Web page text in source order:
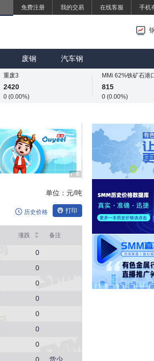
免费注册 我的交易 在线客服 手机
废钢 汽车钢
重废3
3496.7
重废3
2420
0 (0.00%)
重废3
2420
0 (0.00%)
815
0 (0.00%)
-12.49 (-1.47%)
1925
-55 (-2.78%)
SMM中国螺纹钢价
3034
SMM中国热轧板卷
3258.2
11.4 (0.35%)
4254
0 (0.00%)
SMM中国冷轧板卷
3767
4 (0.11%)
SMM中国镀锌板卷
单位： 元/吨
历史价格 打印
涨跌 备注
0
0
0
0
0
0
0